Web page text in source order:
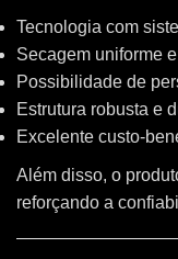
Tecnologia com
Secagem uniforme
Possibilidade de
Estrutura robusta e
Excelente custo-
Além disso, o
reforçando a